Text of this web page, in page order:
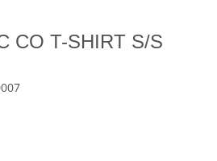
CO T-SHIRT S/S